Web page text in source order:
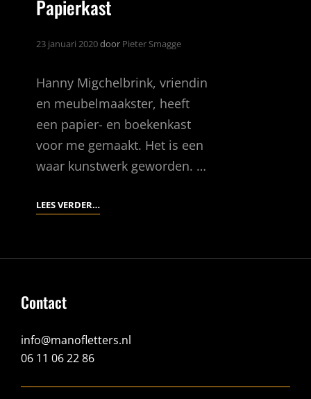
Papierkast
23 januari 2020door Pieter Smagge
Hanny Migchelbrink, vriendin
en meubelmaakster, heeft
een papier- en boekenkast
voor me gemaakt. Het is een
waar kunstwerk geworden. …
LEES VERDER…PAPIERKAST
Contact
info@manofletters.nl
06 11 06 22 86